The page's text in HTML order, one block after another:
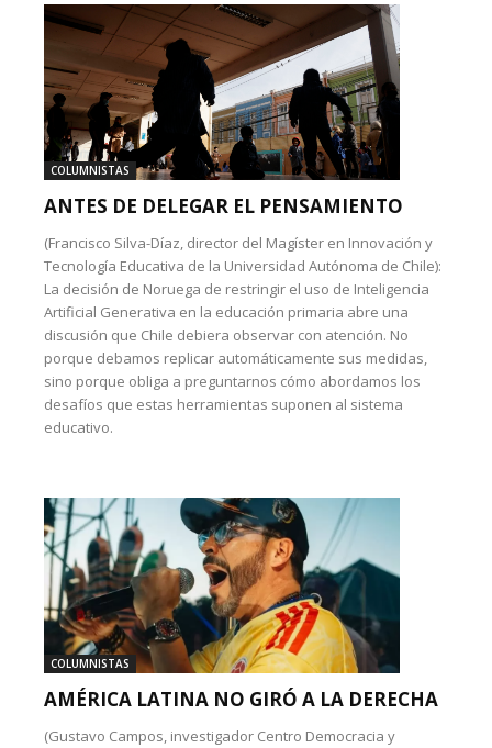
COLUMNISTAS
ANTES DE DELEGAR EL PENSAMIENTO
(Francisco Silva-Díaz, director del Magíster en Innovación y
Tecnología Educativa de la Universidad Autónoma de Chile):
La decisión de Noruega de restringir el uso de Inteligencia
Artificial Generativa en la educación primaria abre una
discusión que Chile debiera observar con atención. No
porque debamos replicar automáticamente sus medidas,
sino porque obliga a preguntarnos cómo abordamos los
desafíos que estas herramientas suponen al sistema
educativo.
COLUMNISTAS
AMÉRICA LATINA NO GIRÓ A LA DERECHA
(Gustavo Campos, investigador Centro Democracia y